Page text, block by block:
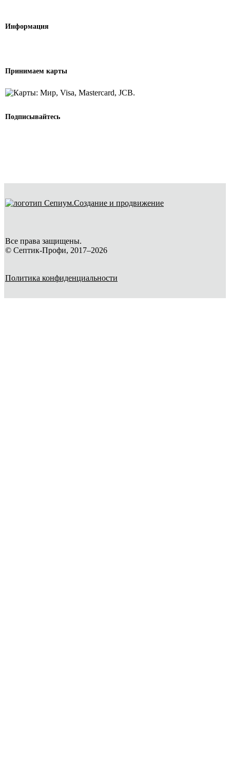
Информация
Принимаем карты
Подписывайтесь
Все права защищены.
© Септик-Профи, 2017–2026
Политика конфиденциальности
Создание и продвижение